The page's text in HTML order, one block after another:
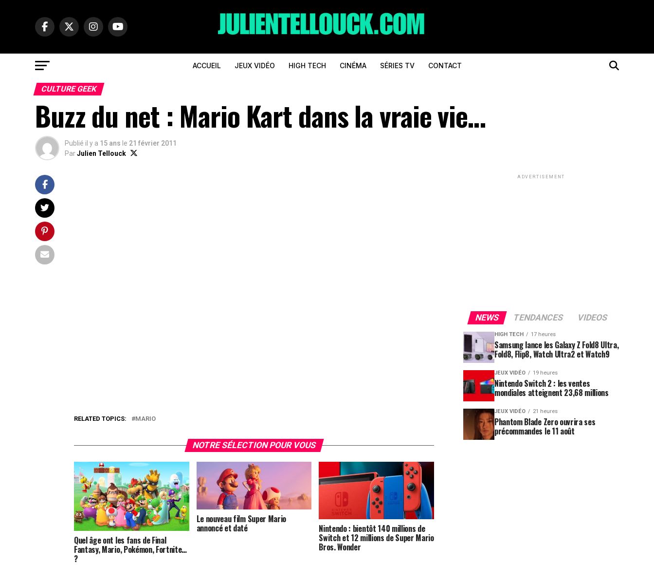
ACCUEIL JEUX VIDÉO HIGH TECH CINÉMA SÉRIES TV CONTACT
CULTURE GEEK
Buzz du net : Mario Kart dans la vraie vie…
Publié il y a 15 ans le 21 février 2011
ParJulien Tellouck
RELATED TOPICS: MARIO
NOTRE SÉLECTION POUR VOUS
Quel âge ont les fans de Final
Fantasy, Mario, Pokémon, Fortnite…
?
Le nouveau film Super Mario
annoncé et daté Nintendo : bientôt 140 millions de
Switch et 12 millions de Super Mario
Bros. Wonder
ADVERTISEMENT
NEWS TENDANCES VIDEOS
HIGH TECH 17 heures
Samsung lance les Galaxy Z Fold8 Ultra,
Fold8, Flip8, Watch Ultra2 et Watch9
JEUX VIDÉO 19 heures
Nintendo Switch 2 : les ventes
mondiales atteignent 23,68 millions
JEUX VIDÉO 21 heures
Phantom Blade Zero ouvrira ses
précommandes le 11 août